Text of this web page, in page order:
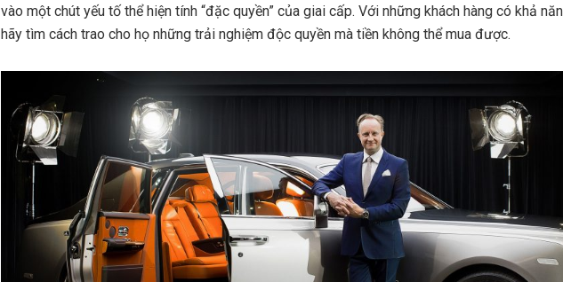
vào một chút yếu tố thể hiện tính “đặc quyền” của giai cấp. Với những khách hàng có khả
hãy tìm cách trao cho họ những trải nghiệm độc quyền mà tiền không thể mua được.